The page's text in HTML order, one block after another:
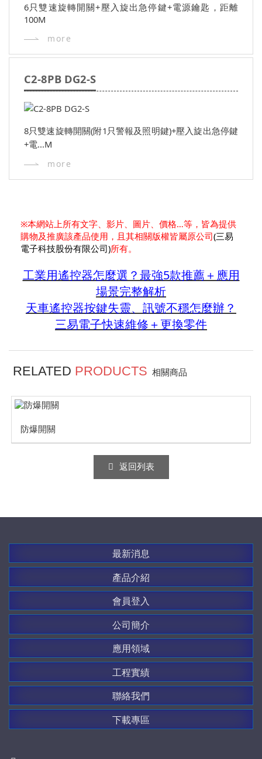
6只雙速旋轉開關+壓入旋出急停鍵+電源鑰匙，距離
100M
more
C2-8PB DG2-S
8只雙速旋轉開關(附1只警報及照明鍵)+壓入旋出急停鍵
+電...M
more
※本網站上所有文字、影片、圖片、價格…等，皆為提供
購物及推廣該產品使用，且其相關版權皆屬原公司(三易
電子科技股份有限公司)所有。
工業用遙控器怎麼選？最強5款推薦＋應用
場景完整解析
天車遙控器按鍵失靈、訊號不穩怎麼辦？
三易電子快速維修＋更換零件
RELATED PRODUCTS 相關商品
防爆開關
返回列表
最新消息
產品介紹
會員登入
公司簡介
應用領域
工程實績
聯絡我們
下載專區